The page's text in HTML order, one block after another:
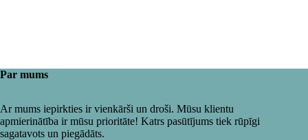
Par mums
Ar mums iepirkties ir vienkārši un droši. Mūsu klientu
apmierinātība ir mūsu prioritāte! Katrs pasūtījums tiek rūpīgi
sagatavots un piegādāts.